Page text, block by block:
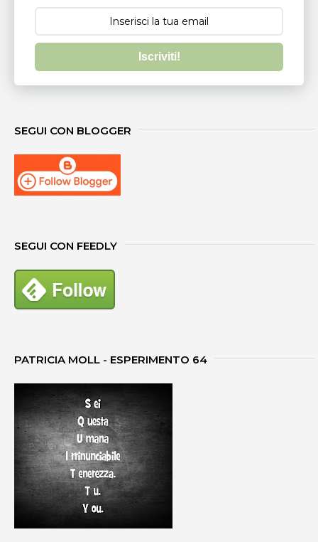
Iscriviti!
SEGUI CON BLOGGER
SEGUI CON FEEDLY
PATRICIA MOLL - ESPERIMENTO 64